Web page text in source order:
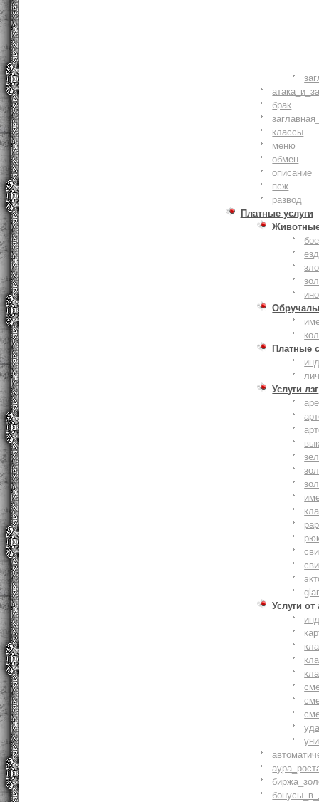
брак
классы
меню
обмен
описание
псж
развод
Платные услуги
Платные
Услуги лзг
Услуги